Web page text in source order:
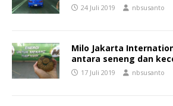
24 Juli 2019 nbsusanto
Milo Jakarta
antara seneng dan
17 Juli 2019 nbsusanto